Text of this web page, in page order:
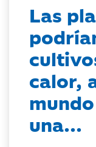
Las
calor,
una...